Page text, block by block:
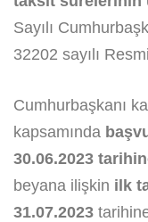
Sayılı
32202 sayılı
Cumhurbaşkanı
kapsamında
30.06.2023
beyana ilişkin ilk
31.07.2023